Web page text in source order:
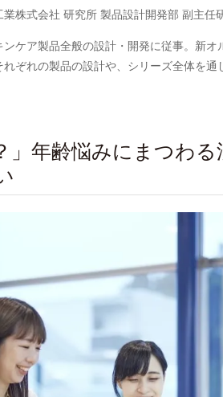
株式会社 研究所 製品設計開発部 副主任
ンケア製品全般の設計・開発に従事。新
ぞれの製品の設計や、シリーズ全体を通
」年齢悩みにまつわ